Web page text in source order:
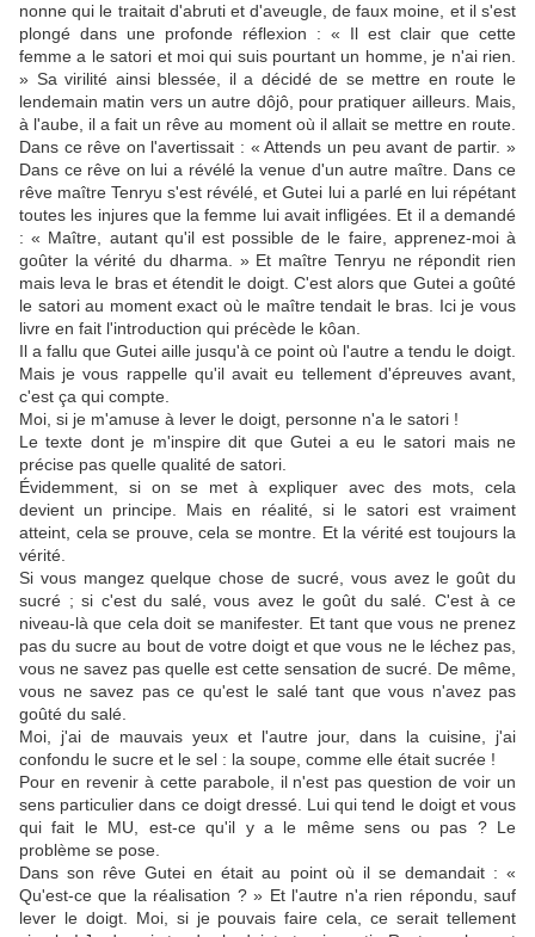
nonne qui le traitait d'abruti et d'aveugle, de faux moine, et il s'est
plongé dans une profonde réflexion : « Il est clair que cette
femme a le satori et moi qui suis pourtant un homme, je n'ai rien.
» Sa virilité ainsi blessée, il a décidé de se mettre en route le
lendemain matin vers un autre dôjô, pour pratiquer ailleurs. Mais,
à l'aube, il a fait un rêve au moment où il allait se mettre en route.
Dans ce rêve on l'avertissait : « Attends un peu avant de partir. »
Dans ce rêve on lui a révélé la venue d'un autre maître. Dans ce
rêve maître Tenryu s'est révélé, et Gutei lui a parlé en lui répétant
toutes les injures que la femme lui avait infligées. Et il a demandé
: « Maître, autant qu'il est possible de le faire, apprenez-moi à
goûter la vérité du dharma. » Et maître Tenryu ne répondit rien
mais leva le bras et étendit le doigt. C'est alors que Gutei a goûté
le satori au moment exact où le maître tendait le bras. Ici je vous
livre en fait l'introduction qui précède le kôan.
Il a fallu que Gutei aille jusqu'à ce point où l'autre a tendu le doigt.
Mais je vous rappelle qu'il avait eu tellement d'épreuves avant,
c'est ça qui compte.
Moi, si je m'amuse à lever le doigt, personne n'a le satori !
Le texte dont je m'inspire dit que Gutei a eu le satori mais ne
précise pas quelle qualité de satori.
Évidemment, si on se met à expliquer avec des mots, cela
devient un principe. Mais en réalité, si le satori est vraiment
atteint, cela se prouve, cela se montre. Et la vérité est toujours la
vérité.
Si vous mangez quelque chose de sucré, vous avez le goût du
sucré ; si c'est du salé, vous avez le goût du salé. C'est à ce
niveau-là que cela doit se manifester. Et tant que vous ne prenez
pas du sucre au bout de votre doigt et que vous ne le léchez pas,
vous ne savez pas quelle est cette sensation de sucré. De même,
vous ne savez pas ce qu'est le salé tant que vous n'avez pas
goûté du salé.
Moi, j'ai de mauvais yeux et l'autre jour, dans la cuisine, j'ai
confondu le sucre et le sel : la soupe, comme elle était sucrée !
Pour en revenir à cette parabole, il n'est pas question de voir un
sens particulier dans ce doigt dressé. Lui qui tend le doigt et vous
qui fait le MU, est-ce qu'il y a le même sens ou pas ? Le
problème se pose.
Dans son rêve Gutei en était au point où il se demandait : «
Qu'est-ce que la réalisation ? » Et l'autre n'a rien répondu, sauf
lever le doigt. Moi, si je pouvais faire cela, ce serait tellement